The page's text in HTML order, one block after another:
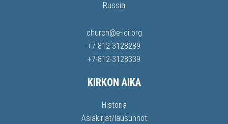
Russia
church@e-lci.org
+7-812-3128289
+7-812-3128339
KIRKON AIKA
Historia
Asiakirjat/lausunnot